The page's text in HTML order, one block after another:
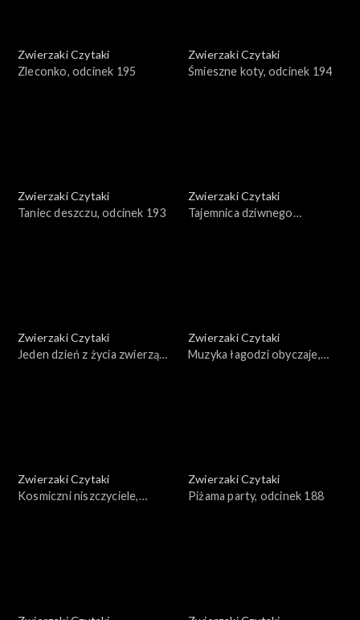
Zwierzaki Czytaki
Zleconko, odcinek 195
Zwierzaki Czytaki
Śmieszne koty, odcinek 194
Zwierzaki Czytaki
Taniec deszczu, odcinek 193
Zwierzaki Czytaki
Tajemnica dziwnego
Zwierzaki Czytaki
Jeden dzień z życia zwierząt
Zwierzaki Czytaki
Muzyka łagodzi obyczaje,
Zwierzaki Czytaki
Kosmiczni niszczyciele,
Zwierzaki Czytaki
Piżama party, odcinek 188